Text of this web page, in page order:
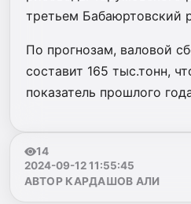
третьем Бабаюртовский
По прогнозам, валовой
составит 165 тыс.тонн,
показатель прошлого
14
2024-09-12 11:55:45
АВТОР КАРДАШОВ АЛИ